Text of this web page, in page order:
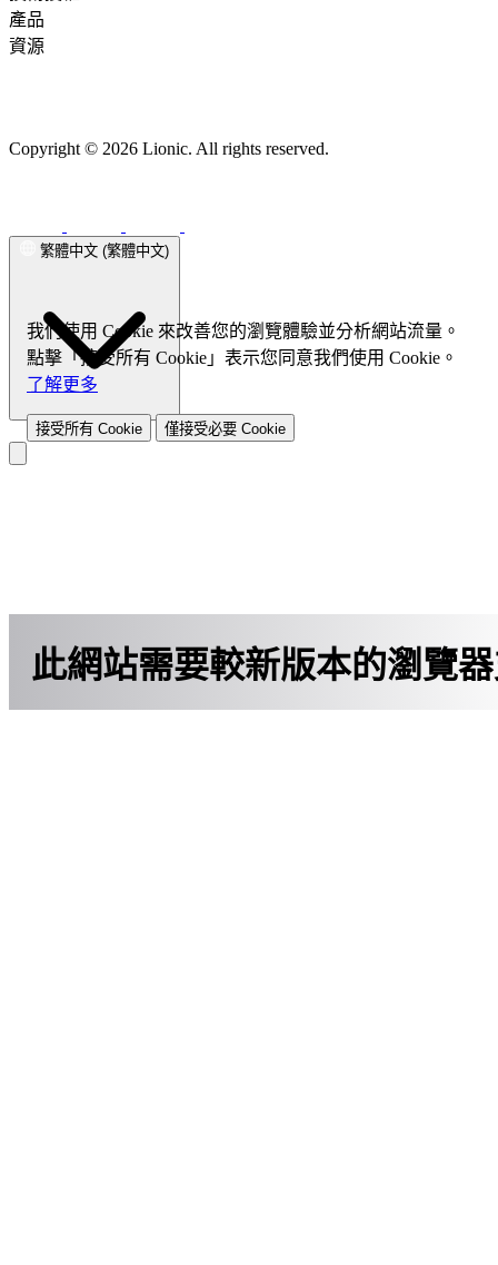
概述
網路安全
應用程式可視化與控制 網頁內容過濾 裝置辨識
端點解決方案 (SDK)
Family Safe APP
產品
次世代防火牆
Lionic 行動裝置防毒軟體 (Android版) Lionic 行動安全防護
資源
Copyright © 2026 Lionic. All rights reserved.
繁體中文 (繁體中文)
我們使用 Cookie 來改善您的瀏覽體驗並分析網站流量。
點擊「接受所有 Cookie」表示您同意我們使用 Cookie。
了解更多
接受所有 Cookie 僅接受必要 Cookie